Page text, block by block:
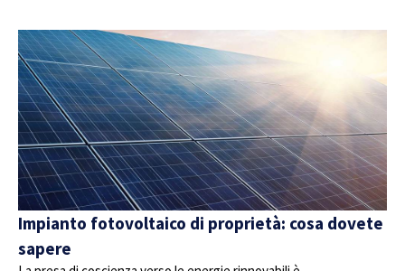
Impianto fotovoltaico di proprietà: cosa dovete
sapere